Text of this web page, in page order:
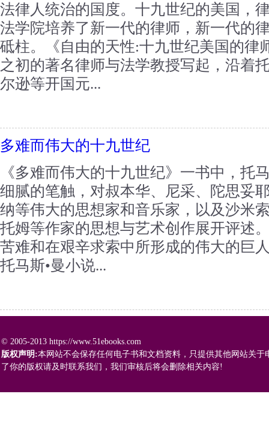
法律人统治的国度。十九世纪的美国，
法学院培养了新一代的律师，新一代的
砥柱。《自由的天性:十九世纪美国的律
之初的著名律师与法学教授写起，沿着
尔逊等开国元...
多难而伟大的十九世纪
《多难而伟大的十九世纪》一书中，托
细腻的笔触，对叔本华、尼采、陀思妥
纳等伟大的思想家和音乐家，以及沙米
托姆等作家的思想与艺术创作展开评述
苦难和在艰辛求索中所形成的伟大的巨
托马斯•曼小说...
© 2005-2013 https://www.51ebooks.com
版权声明:本网站不会保存任何电子书和文档资料，只提供其他网站关
了你的版权请及时联系我们，我们审核后将会删除相关内容!